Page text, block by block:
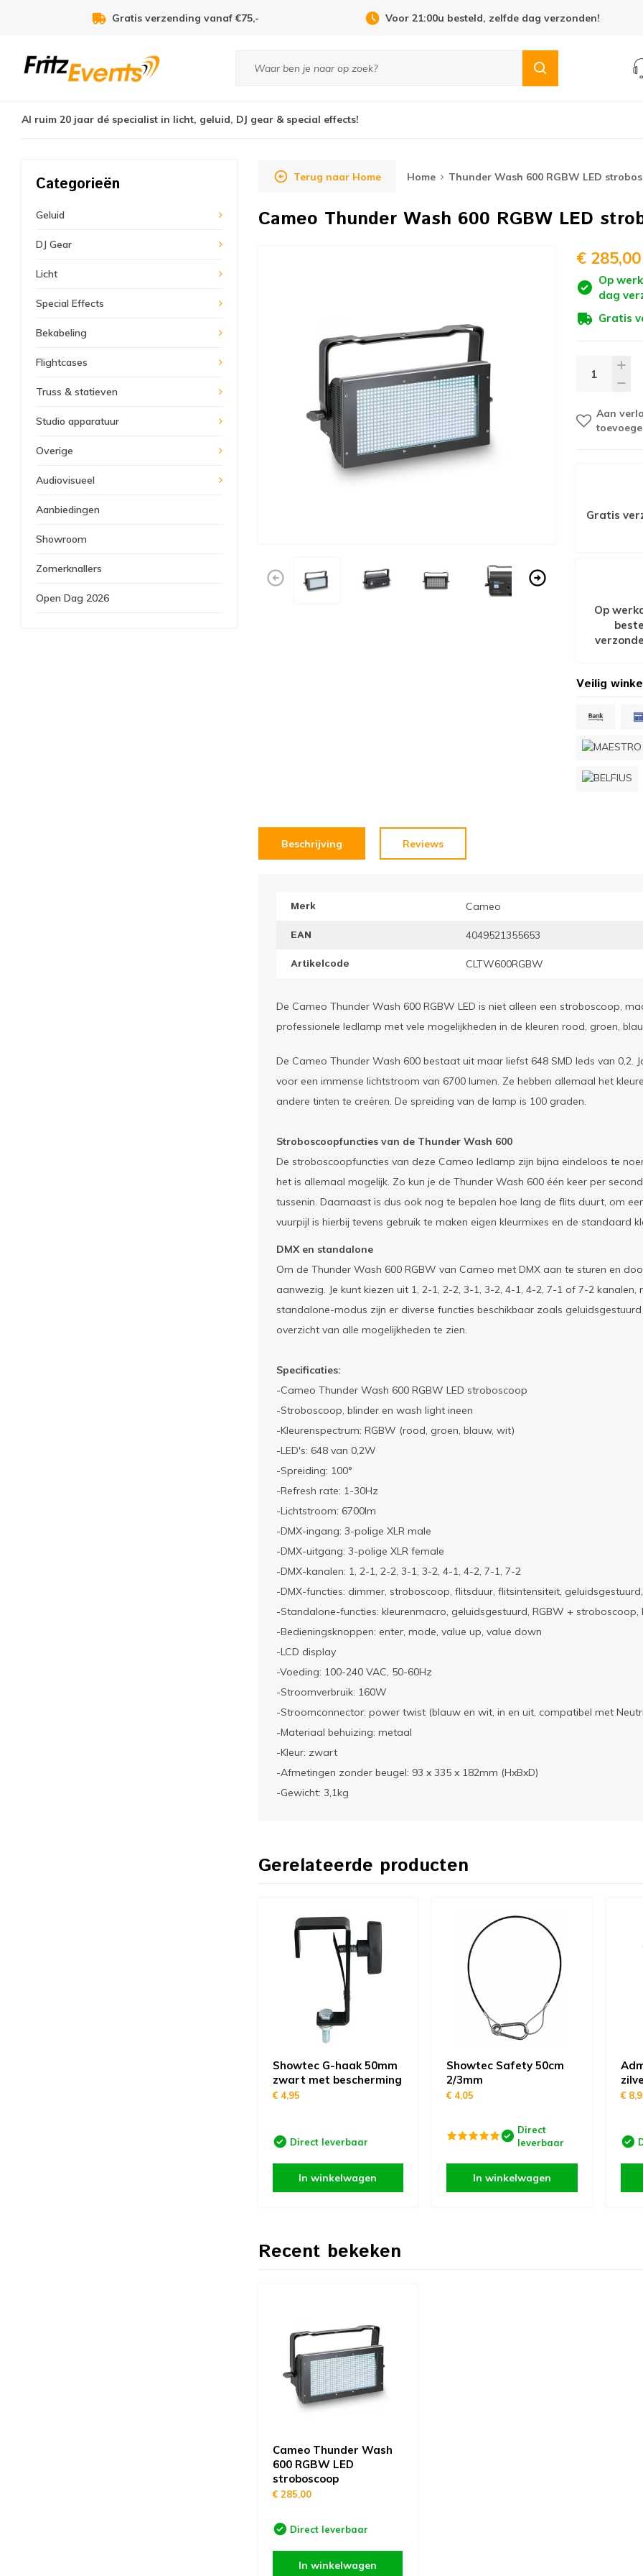
Voor 21:00u besteld, zelfde dag verzonden! Open Dag 19 september in Cuijk!
Al ruim 20 jaar dé specialist in licht, geluid, DJ gear & special effects!
Categorieën
Geluid
DJ Gear
Licht
Special Effects
Bekabeling
Flightcases
Truss & statieven
Studio apparatuur
Overige
Audiovisueel
Aanbiedingen
Showroom
Zomerknallers
Open Dag 2026
Terug naar Home Home Thunder Wash 600 RGBW LED
Cameo Thunder Wash 600 RGBW LED
€ 285,00
Op
dag
Gratis
Aan
Gratis
Op
Veilig
Beschrijving Reviews
Merk Cameo
EAN 4049521355653
Artikelcode CLTW600RGBW
De Cameo Thunder Wash 600 RGBW LED is niet alleen een stroboscoop,
professionele ledlamp met vele mogelijkheden in de kleuren rood, groen,
De Cameo Thunder Wash 600 bestaat uit maar liefst 648 SMD leds van 0,2.
voor een immense lichtstroom van 6700 lumen. Ze hebben allemaal het
andere tinten te creëren. De spreiding van de lamp is 100 graden.
Stroboscoopfuncties van de Thunder Wash 600
De stroboscoopfuncties van deze Cameo ledlamp zijn bijna eindeloos te
het is allemaal mogelijk. Zo kun je de Thunder Wash 600 één keer per
tussenin. Daarnaast is dus ook nog te bepalen hoe lang de flits duurt, om
vuurpijl is hierbij tevens gebruik te maken eigen kleurmixes en de standaard
DMX en standalone
Om de Thunder Wash 600 RGBW van Cameo met DMX aan te sturen en
aanwezig. Je kunt kiezen uit 1, 2-1, 2-2, 3-1, 3-2, 4-1, 4-2, 7-1 of 7-2
standalone-modus zijn er diverse functies beschikbaar zoals
overzicht van alle mogelijkheden te zien.
Specificaties:
-Cameo Thunder Wash 600 RGBW LED stroboscoop
-Stroboscoop, blinder en wash light ineen
-Kleurenspectrum: RGBW (rood, groen, blauw, wit)
-LED's: 648 van 0,2W
-Spreiding: 100°
-Refresh rate: 1-30Hz
-Lichtstroom: 6700lm
-DMX-ingang: 3-polige XLR male
-DMX-uitgang: 3-polige XLR female
-DMX-kanalen: 1, 2-1, 2-2, 3-1, 3-2, 4-1, 4-2, 7-1, 7-2
-DMX-functies: dimmer, stroboscoop, flitsduur, flitsintensiteit,
-Standalone-functies: kleurenmacro, geluidsgestuurd, RGBW +
-Bedieningsknoppen: enter, mode, value up, value down
-LCD display
-Voeding: 100-240 VAC, 50-60Hz
-Stroomverbruik: 160W
-Stroomconnector: power twist (blauw en wit, in en uit, compatibel met
-Materiaal behuizing: metaal
-Kleur: zwart
-Afmetingen zonder beugel: 93 x 335 x 182mm (HxBxD)
-Gewicht: 3,1kg
Gerelateerde producten
Showtec G-haak 50mm
zwart met bescherming
€ 4,95
Direct leverbaar
In winkelwagen
Showtec Safety 50cm
2/3mm
€ 4,05
Direct
leverbaar
In winkelwagen
€
Recent bekeken
Cameo Thunder Wash
600 RGBW LED
stroboscoop
€ 285,00
Direct leverbaar
In winkelwagen